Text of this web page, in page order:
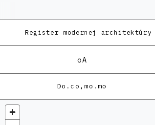
Register modernej architektúry
oA
Do.co,mo.mo